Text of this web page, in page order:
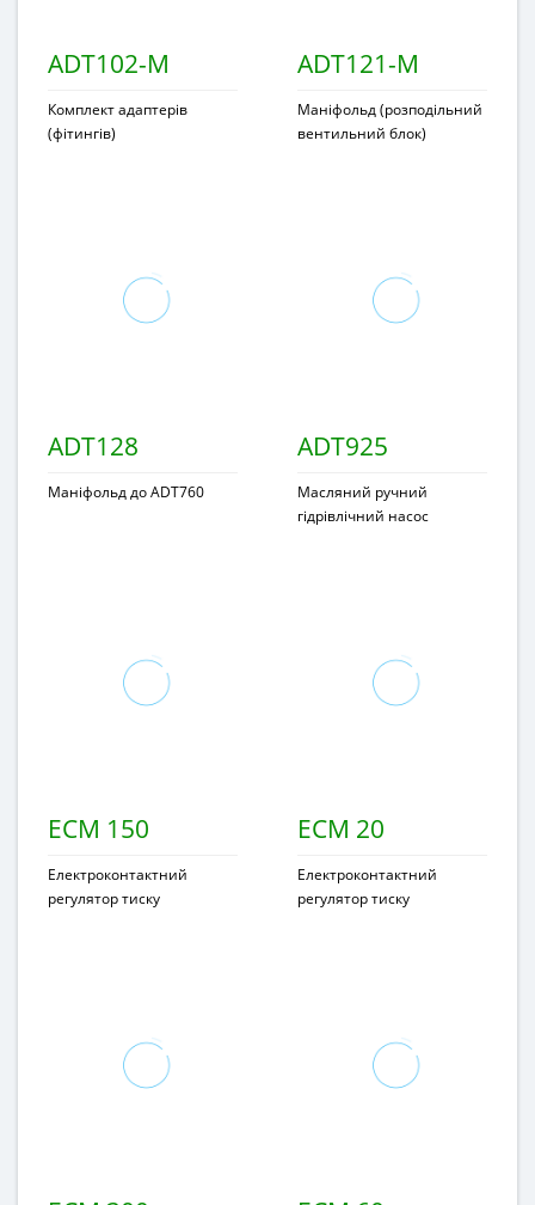
ADT102-M
Комплект адаптерів
(фітингів)
ADT121-M
Маніфольд (розподільний
вентильний блок)
ADT128
Маніфольд до ADT760
ADT925
Масляний ручний
гідрівлічний насос
ECM 150
Електроконтактний
регулятор тиску
ECM 20
Електроконтактний
регулятор тиску